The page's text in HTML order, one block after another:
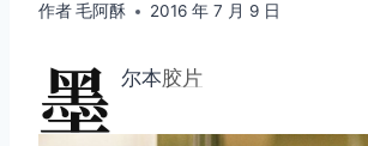
作者毛阿酥 2016 年 7 月 9 日
墨 尔本胶片